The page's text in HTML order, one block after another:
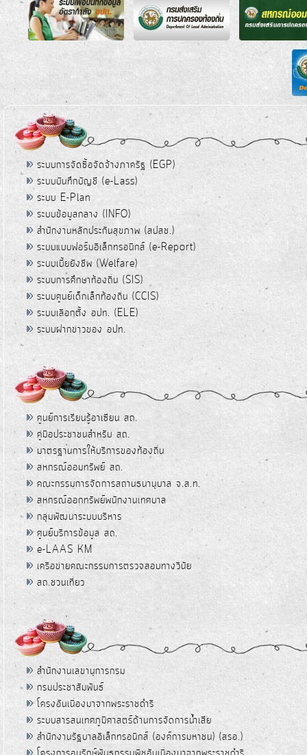
ระบบการจัดซื้อจัดจ้างภาครัฐ (EGP)
ระบบบันทึกบัญชี (e-Lass)
ระบบ E-Plan
ระบบข้อมูลกลาง (INFO)
สำนักงานหลักประกันสุขภาพ (สปสช.)
ระบบแบบฟอร์มอิเล็กทรอนิกส์ (e-Report)
ระบบเบี้ยยังชีพ (Welfare)
ระบบการศึกษาท้องถิ่น (SIS)
ระบบศูนย์เด็กเล็กท้องถิ่น (CCIS)
ระบบเลือกตั้ง อปท. (ELE)
ระบบฝากข่าวของ อปท.
ศูนย์การเรียนรู้อาเซียน สถ.
คู่มือประชาชนสำหรับ สถ.
มาตรฐานการให้บริการของท้องถิ่น
สหกรณ์ออมทรัพย์ สถ.
คณะกรรมการจัดการสถานธนานุบาล จ.ส.ท.
สหกรณ์ออกทรัพย์พนักงานเทศบาล
กลุ่มพัฒนาระบบบริหาร
ศูนย์บริการข้อมูล สถ.
e-LAAS KM
เครือข่ายคณะกรรมการตรวจสอบทางวินัย
สถ.ชวนเที่ยว
สำนักงานเลขานุการกรม
กรมประชาสัมพันธ์
โครงอันเนื่องมาจากพระราชดำริ
ระบบสารสนเทศภูมิศาสตร์ด้านการจัดการน้ำเสีย
สำนักงานรัฐบาลอิเล็กทรอนิกส์ (องค์การมหาชน) (สรอ.)